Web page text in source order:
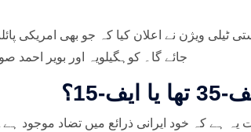
ٹیلی ویژن نے اعلان کیا کہ جو بھی امریکی
جائے گا۔ کوہگیلویہ اور بویر احمد
15؟
یہ ہے کہ خود ایرانی ذرائع میں تضاد موجود